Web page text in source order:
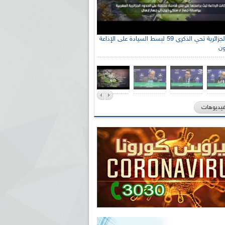
الإذاعة الجزائرية تحي الذكرى 59 لبسط السيادة على الإذاعة